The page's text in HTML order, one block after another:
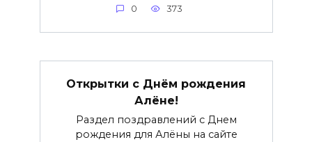
0 373
Открытки с Днём рождения
Алёне!
Раздел поздравлений с Днем
рождения для Алёны на сайте